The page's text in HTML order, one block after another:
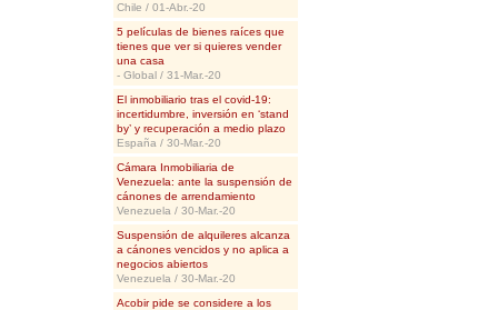
Chile / 01-Abr.-20
5 películas de bienes raíces que
tienes que ver si quieres vender
una casa
- Global / 31-Mar.-20
El inmobiliario tras el covid-19:
incertidumbre, inversión en ‘stand
by’ y recuperación a medio plazo
España / 30-Mar.-20
Cámara Inmobiliaria de
Venezuela: ante la suspensión de
cánones de arrendamiento
Venezuela / 30-Mar.-20
Suspensión de alquileres alcanza
a cánones vencidos y no aplica a
negocios abiertos
Venezuela / 30-Mar.-20
Acobir pide se considere a los